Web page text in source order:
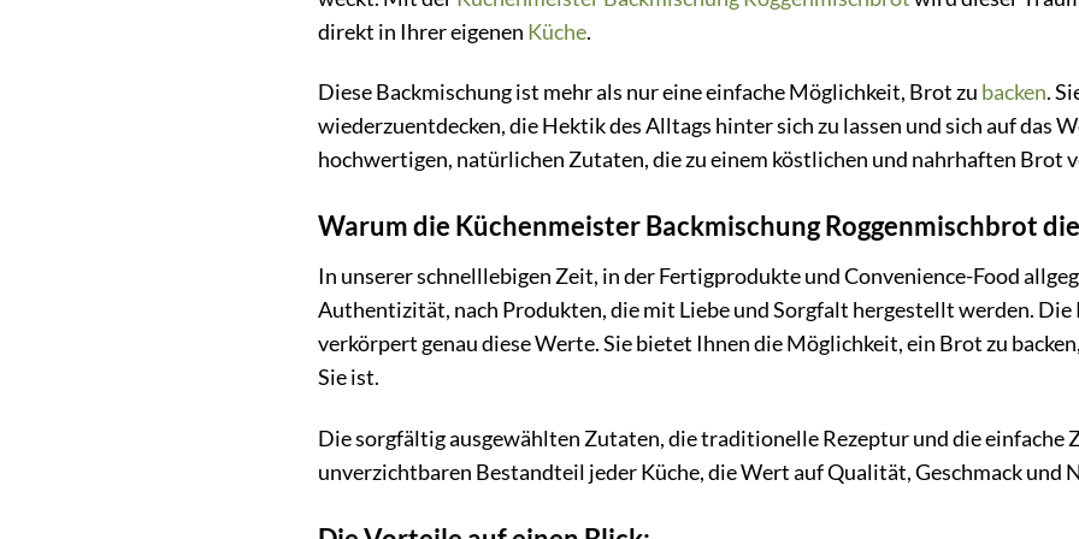
direkt in Ihrer eigenen Küche.
Diese Backmischung ist mehr als nur eine einfache Möglichkeit, Brot zu backen.
wiederzuentdecken, die Hektik des Alltags hinter sich zu lassen und sich auf das
hochwertigen, natürlichen Zutaten, die zu einem köstlichen und nahrhaften Brot
Warum die Küchenmeister Backmischung Roggenmischbrot
In unserer schnelllebigen Zeit, in der Fertigprodukte und Convenience-Food
Authentizität, nach Produkten, die mit Liebe und Sorgfalt hergestellt werden.
verkörpert genau diese Werte. Sie bietet Ihnen die Möglichkeit, ein Brot zu
Sie ist.
Die sorgfältig ausgewählten Zutaten, die traditionelle Rezeptur und die einfache
unverzichtbaren Bestandteil jeder Küche, die Wert auf Qualität, Geschmack und